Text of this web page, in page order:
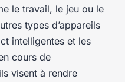
le travail, le jeu ou le
types d’appareils
intelligentes et les
cours de
visent à rendre